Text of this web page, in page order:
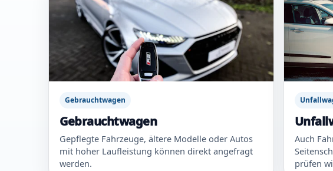
Gebrauchtwagen
Gebrauchtwagen
Gepflegte Fahrzeuge, ältere Modelle oder Autos
mit hoher Laufleistung können direkt angefragt
werden.
Auch
prüfen